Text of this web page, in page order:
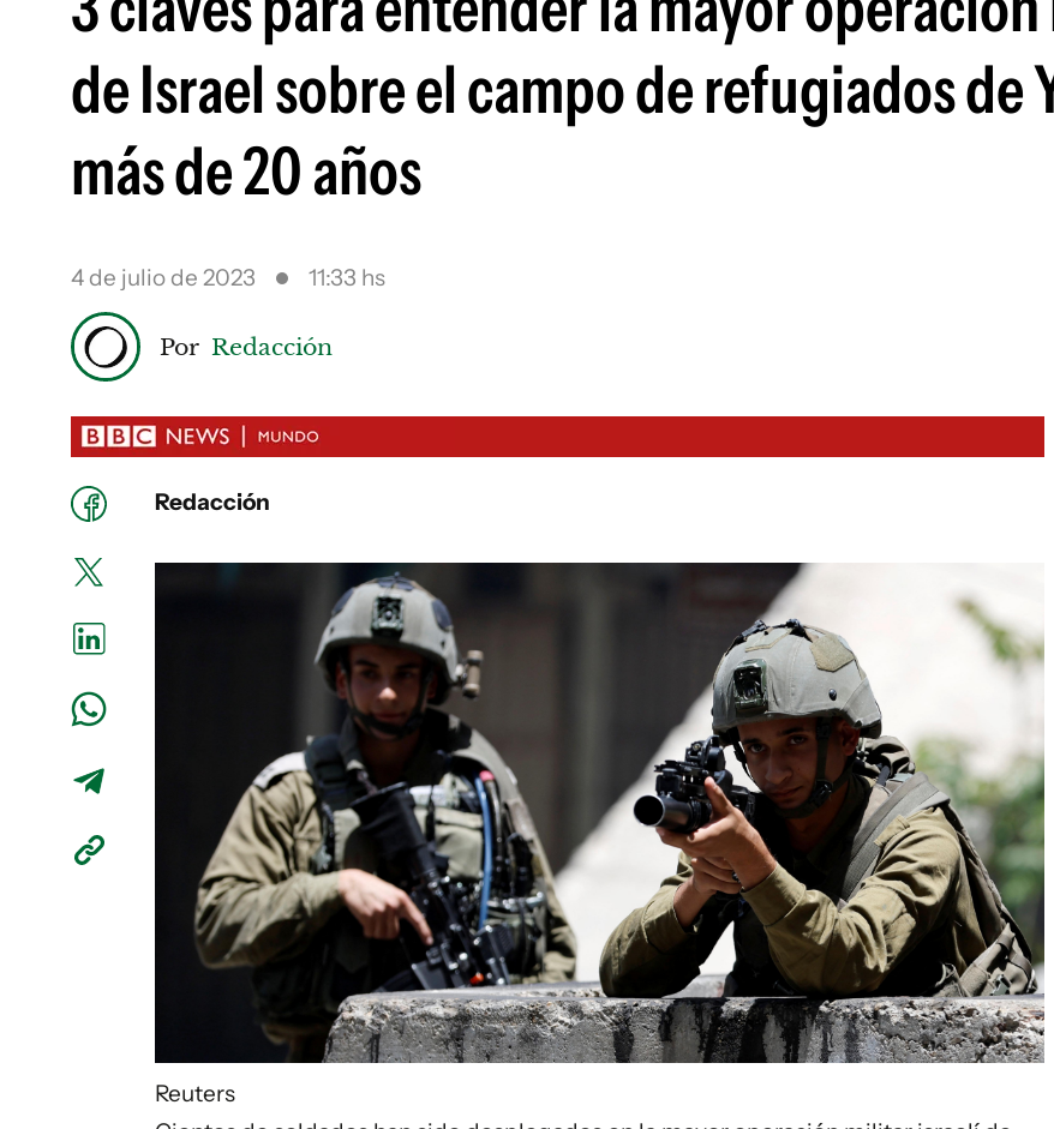
de Israel sobre el campo de refugiados de
más de 20 años
4 de julio de 2023 11:33 hs
Por Redacción
Redacción
Reuters